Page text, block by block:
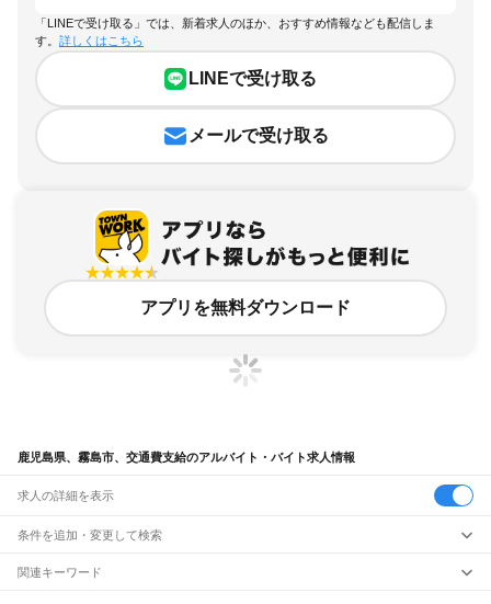
「LINEで受け取る」では、新着求人のほか、おすすめ情報なども配信しま
す。 詳しくはこちら
LINEで受け取る
メールで受け取る
アプリを無料ダウンロード
鹿児島県、霧島市、交通費支給のアルバイト・バイト求人情報
求人の詳細を表示
条件を追加・変更して検索
市区町村を追加・変更
関連キーワード